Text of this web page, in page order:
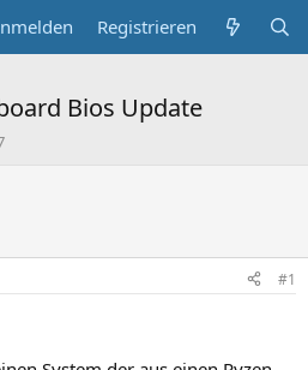
Registrieren
Bios Update
#1